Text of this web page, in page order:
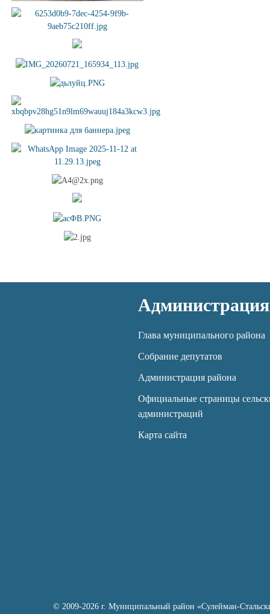
Администрация
Глава муниципального района
Собрание депутатов
Администрация района
Официальные страницы
администраций
Карта сайта
© 2009-2026 г. Муниципальный район «Сулейман-